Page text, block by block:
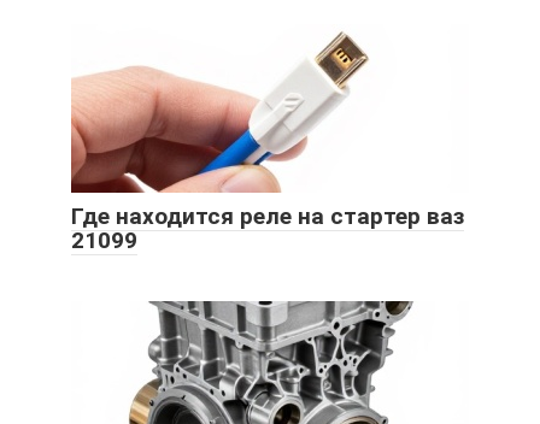
Где находится реле на стартер ваз
21099